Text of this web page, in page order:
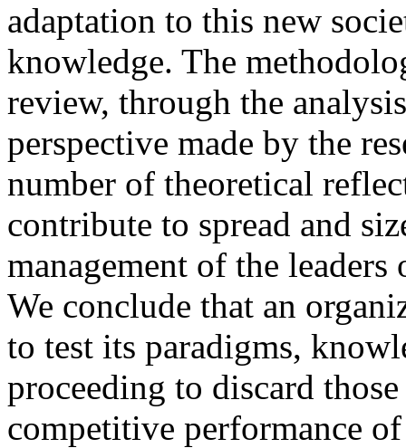
adaptation to this new
knowledge. The
review, through the
perspective made by the
number of theoretical
contribute to spread and
management of the
We conclude that an
to test its paradigms,
proceeding to discard
competitive performance